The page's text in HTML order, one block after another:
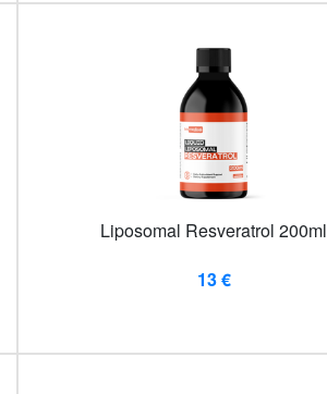
Liposomal Resveratrol 200ml
13 €